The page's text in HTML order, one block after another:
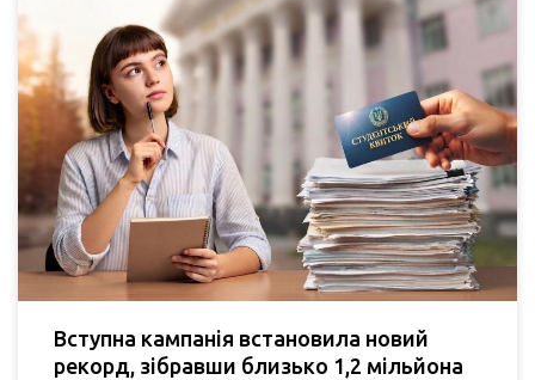
Вступна кампанія встановила новий
рекорд, зібравши близько 1,2 мільйона